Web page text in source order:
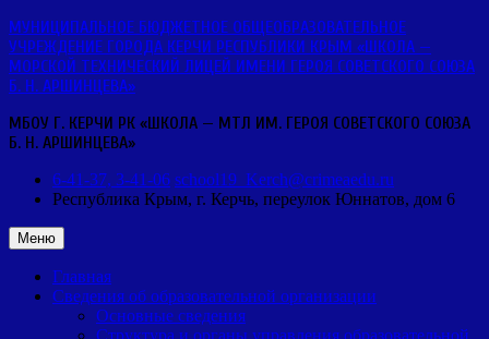
Перейти
к
содержимому
МУНИЦИПАЛЬНОЕ БЮДЖЕТНОЕ ОБЩЕОБРАЗОВАТЕЛЬНОЕ
УЧРЕЖДЕНИЕ ГОРОДА КЕРЧИ РЕСПУБЛИКИ КРЫМ «ШКОЛА —
МОРСКОЙ ТЕХНИЧЕСКИЙ ЛИЦЕЙ ИМЕНИ ГЕРОЯ СОВЕТСКОГО СОЮЗА
Б. Н. АРШИНЦЕВА»
МБОУ Г. КЕРЧИ РК «ШКОЛА — МТЛ ИМ. ГЕРОЯ СОВЕТСКОГО СОЮЗА
Б. Н. АРШИНЦЕВА»
6-41-37, 3-41-06 school19_Kerch@crimeaedu.ru
Республика Крым, г. Керчь, переулок Юннатов, дом 6
Меню
Главная
Сведения об образовательной организации
Основные сведения
Структура и органы управления образовательной